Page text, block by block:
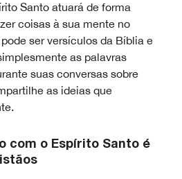
Santo atuará de forma
coisas à sua mente no
ser versículos da Bíblia e
as palavras
suas conversas sobre
as ideias que
com o Espírito Santo é